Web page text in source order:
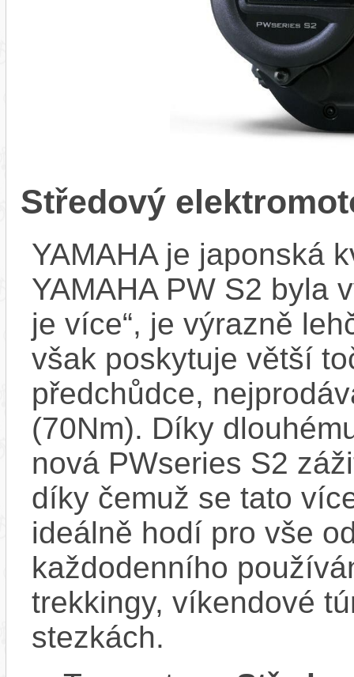
Středový
YAMAHA je japonská
YAMAHA PW S2 byla
je více“, je výrazně
však poskytuje větší
předchůdce,
(70Nm). Díky
nová PWseries S2
díky čemuž se tato
ideálně hodí pro vše
každodenního
trekkingy, víkendové
stezkách.